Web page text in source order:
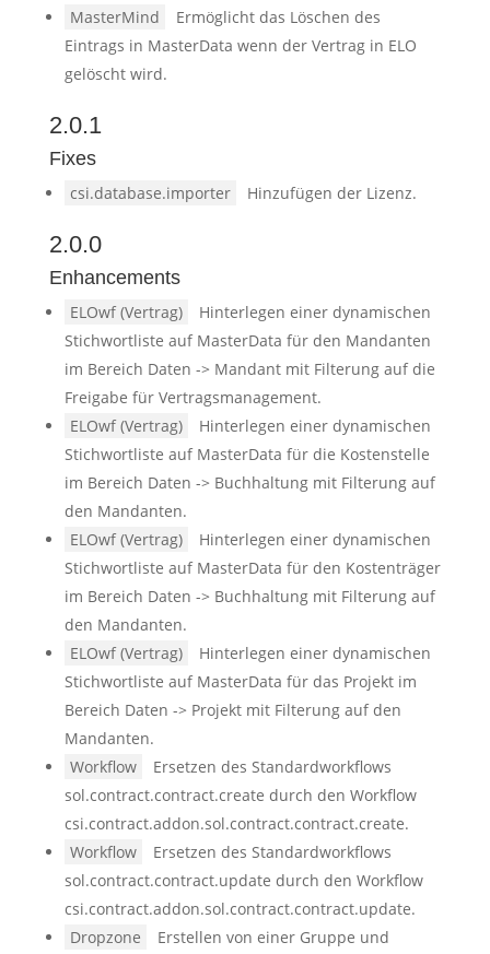
MasterMind
Ermöglicht das Löschen des
Eintrags in MasterData wenn der Vertrag in ELO
gelöscht wird.
2.0.1
Fixes
csi.database.importer Hinzufügen der Lizenz.
2.0.0
Enhancements
ELOwf (Vertrag)
Hinterlegen einer dynamischen
Stichwortliste auf MasterData für den Mandanten
im Bereich Daten -> Mandant mit Filterung auf die
Freigabe für Vertragsmanagement.
ELOwf (Vertrag)
Hinterlegen einer dynamischen
Stichwortliste auf MasterData für die Kostenstelle
im Bereich Daten -> Buchhaltung mit Filterung auf
den Mandanten.
ELOwf (Vertrag)
Hinterlegen einer dynamischen
Stichwortliste auf MasterData für den Kostenträger
im Bereich Daten -> Buchhaltung mit Filterung auf
den Mandanten.
ELOwf (Vertrag)
Hinterlegen einer dynamischen
Stichwortliste auf MasterData für das Projekt im
Bereich Daten -> Projekt mit Filterung auf den
Mandanten.
Workflow
Ersetzen des Standardworkflows
sol.contract.contract.create durch den Workflow
csi.contract.addon.sol.contract.contract.create.
Workflow
Ersetzen des Standardworkflows
sol.contract.contract.update durch den Workflow
csi.contract.addon.sol.contract.contract.update.
Dropzone
Erstellen von einer Gruppe und